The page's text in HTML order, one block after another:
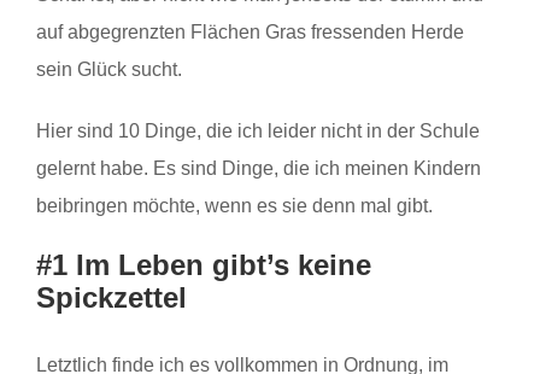
auf abgegrenzten Flächen Gras fressenden Herde
sein Glück sucht.
Hier sind 10 Dinge, die ich leider nicht in der Schule
gelernt habe. Es sind Dinge, die ich meinen Kindern
beibringen möchte, wenn es sie denn mal gibt.
#1 Im Leben gibt’s keine
Spickzettel
Letztlich finde ich es vollkommen in Ordnung, im